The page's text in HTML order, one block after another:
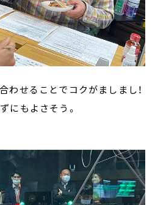
わせることでコクがましまし！
にもよさそう。